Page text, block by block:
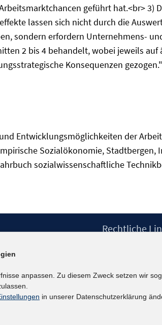
geführt hat.<br> 3)
lassen sich nicht durch die
sondern erfordern Unternehmens-
2 bis 4 behandelt, wobei jeweils
Konsequenzen
Entwicklungsmöglichkeiten der
Sozialökonomie,
sozialwissenschaftliche
Rechtliche
Erklärung zur
anpassen. Zu diesem Zweck setzen wir
in unserer Datenschutzerklärung